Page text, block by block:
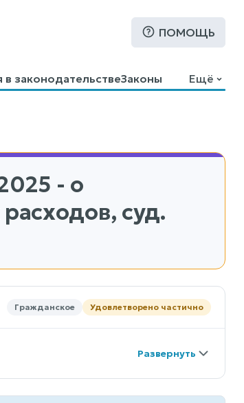
ПОМОЩЬ
в законодательствеЗаконы
Ещё
- о
суд.
Гражданское Удовлетворено частично